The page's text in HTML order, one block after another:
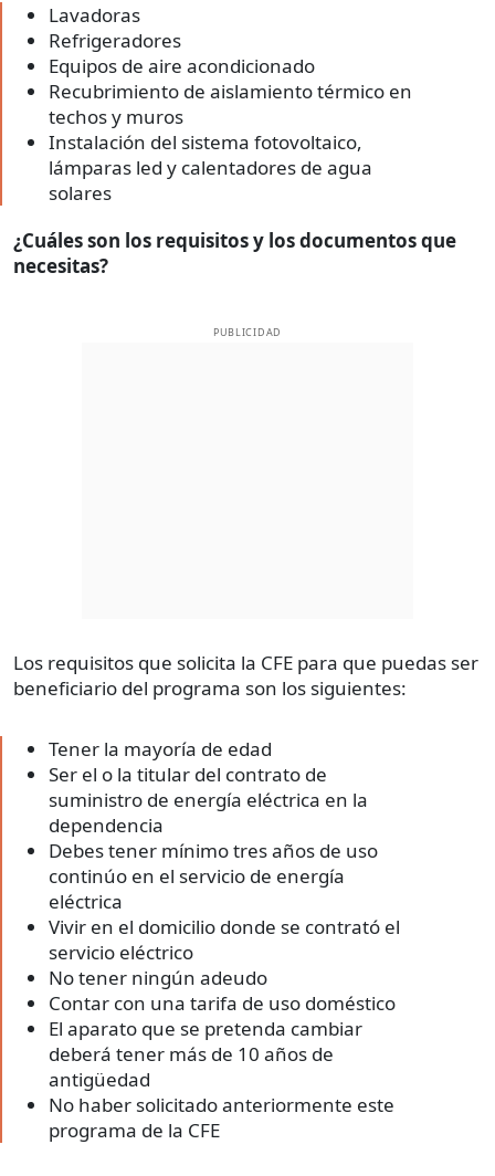
Lavadoras
Refrigeradores
Equipos de aire acondicionado
Recubrimiento de aislamiento térmico en
techos y muros
Instalación del sistema fotovoltaico,
lámparas led y calentadores de agua
solares
¿Cuáles son los requisitos y los documentos que
necesitas?
PUBLICIDAD
Los requisitos que solicita la CFE para que puedas ser
beneficiario del programa son los siguientes:
Tener la mayoría de edad
Ser el o la titular del contrato de
suministro de energía eléctrica en la
dependencia
Debes tener mínimo tres años de uso
continúo en el servicio de energía
eléctrica
Vivir en el domicilio donde se contrató el
servicio eléctrico
No tener ningún adeudo
Contar con una tarifa de uso doméstico
El aparato que se pretenda cambiar
deberá tener más de 10 años de
antigüedad
No haber solicitado anteriormente este
programa de la CFE